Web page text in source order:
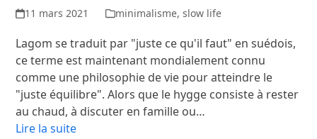
11 mars 2021 minimalisme, slow life
Lagom se traduit par "juste ce qu'il faut" en suédois,
ce terme est maintenant mondialement connu
comme une philosophie de vie pour atteindre le
"juste équilibre". Alors que le hygge consiste à rester
au chaud, à discuter en famille ou…
Lire la suite